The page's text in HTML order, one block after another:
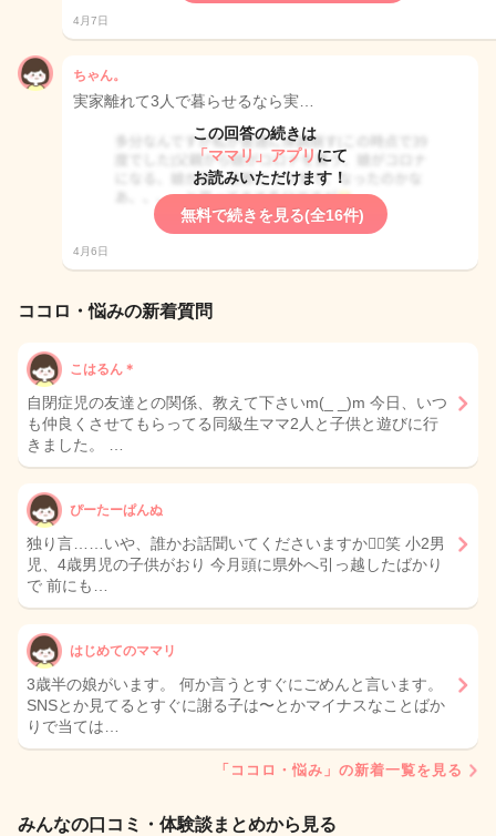
4月7日
ちゃん。
実家離れて3人で暮らせるなら実…
この回答の続きは
「ママリ」アプリ にて
お読みいただけます！
無料で続きを見る(全16件)
4月6日
ココロ・悩みの新着質問
こはるん＊
自閉症児の友達との関係、教えて下さいm(_ _)m 今日、いつ
も仲良くさせてもらってる同級生ママ2人と子供と遊びに行
きました。 …
ぴーたーぱんぬ
独り言……いや、誰かお話聞いてくださいますか🙂‍↕️笑 小2男
児、4歳男児の子供がおり 今月頭に県外へ引っ越したばかり
で 前にも…
はじめてのママリ
3歳半の娘がいます。 何か言うとすぐにごめんと言います。
SNSとか見てるとすぐに謝る子は〜とかマイナスなことばか
りで当ては…
「ココロ・悩み」の新着一覧を見る
みんなの口コミ・体験談まとめから見る